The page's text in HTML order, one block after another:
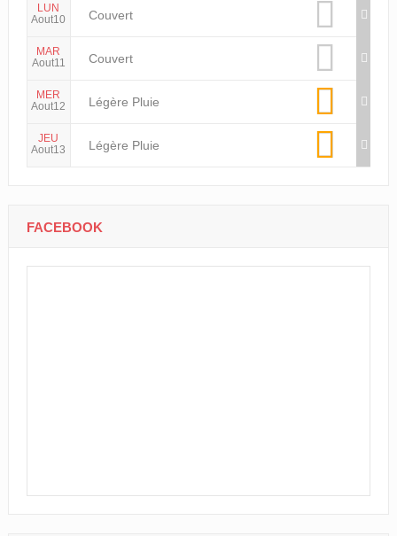
LUN
Aout10
Couvert
MAR
Aout11
Couvert
MER
Aout12
Légère Pluie
JEU
Aout13
Légère Pluie
FACEBOOK